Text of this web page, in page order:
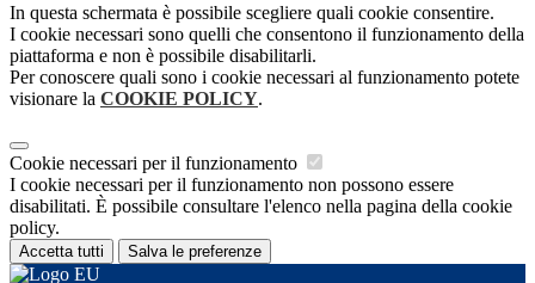
In questa schermata è possibile scegliere quali cookie consentire.
I cookie necessari sono quelli che consentono il funzionamento della
piattaforma e non è possibile disabilitarli.
Per conoscere quali sono i cookie necessari al funzionamento potete
visionare la COOKIE POLICY.
Cookie necessari per il funzionamento
I cookie necessari per il funzionamento non possono essere
disabilitati. È possibile consultare l'elenco nella pagina della cookie
policy.
Accetta tutti Salva le preferenze